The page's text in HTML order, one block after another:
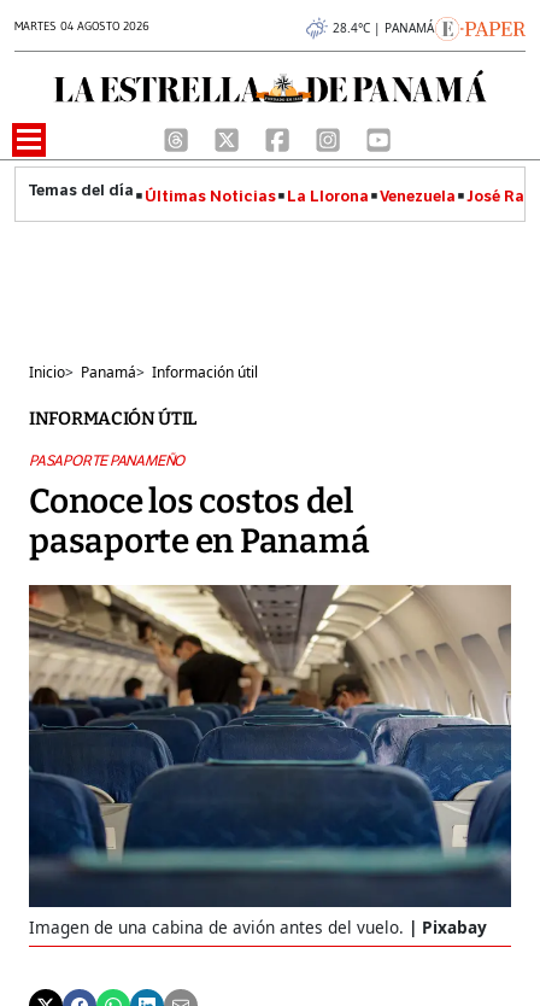
MARTES 04 AGOSTO 2026 28.4°C | PANAMÁ
Últimas Noticias La Llorona Venezuela José
Inicio> Panamá> Información útil
INFORMACIÓN ÚTIL
PASAPORTE PANAMEÑO
Conoce los costos del
pasaporte en Panamá
Imagen de una cabina de avión antes del vuelo. Pixabay